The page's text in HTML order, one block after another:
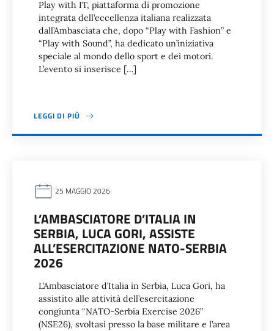
Play with IT, piattaforma di promozione
integrata dell’eccellenza italiana realizzata
dall’Ambasciata che, dopo “Play with Fashion” e
“Play with Sound”, ha dedicato un’iniziativa
speciale al mondo dello sport e dei motori.
L’evento si inserisce […]
LEGGI DI PIÙ
25 MAGGIO 2026
L’AMBASCIATORE D’ITALIA IN
SERBIA, LUCA GORI, ASSISTE
ALL’ESERCITAZIONE NATO-SERBIA
2026
L’Ambasciatore d’Italia in Serbia, Luca Gori, ha
assistito alle attività dell’esercitazione
congiunta “NATO-Serbia Exercise 2026”
(NSE26), svoltasi presso la base militare e l’area